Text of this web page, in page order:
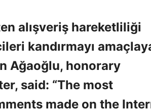
alışveriş hareketliliği
kandırmayı
Ağaoğlu, honorary
said: “The most
made on the